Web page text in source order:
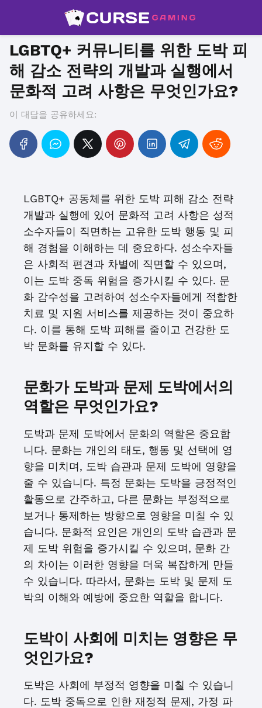
LGBTQ+ 커뮤니티를 위한 도박 피
해 감소 전략의 개발과 실행에서
문화적 고려 사항은 무엇인가요?
이 대답을 공유하세요:
LGBTQ+ 공동체를 위한 도박 피해 감소 전략
개발과 실행에 있어 문화적 고려 사항은 성적
소수자들이 직면하는 고유한 도박 행동 및 피
해 경험을 이해하는 데 중요하다. 성소수자들
은 사회적 편견과 차별에 직면할 수 있으며,
이는 도박 중독 위험을 증가시킬 수 있다. 문
화 감수성을 고려하여 성소수자들에게 적합한
치료 및 지원 서비스를 제공하는 것이 중요하
다. 이를 통해 도박 피해를 줄이고 건강한 도
박 문화를 유지할 수 있다.
문화가 도박과 문제 도박에서의
역할은 무엇인가요?
도박과 문제 도박에서 문화의 역할은 중요합
니다. 문화는 개인의 태도, 행동 및 선택에 영
향을 미치며, 도박 습관과 문제 도박에 영향을
줄 수 있습니다. 특정 문화는 도박을 긍정적인
활동으로 간주하고, 다른 문화는 부정적으로
보거나 통제하는 방향으로 영향을 미칠 수 있
습니다. 문화적 요인은 개인의 도박 습관과 문
제 도박 위험을 증가시킬 수 있으며, 문화 간
의 차이는 이러한 영향을 더욱 복잡하게 만들
수 있습니다. 따라서, 문화는 도박 및 문제 도
박의 이해와 예방에 중요한 역할을 합니다.
도박이 사회에 미치는 영향은 무
엇인가요?
도박은 사회에 부정적 영향을 미칠 수 있습니
다. 도박 중독으로 인한 재정적 문제, 가정 파